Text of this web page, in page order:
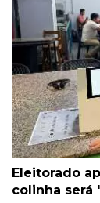
Eleitorado
colinha será